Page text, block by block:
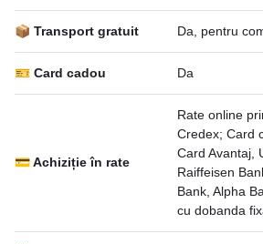
📦 Transport gratuit Da, pentru
🎫 Card cadou Da
💳 Achiziție în rate
Rate online
Credex; Card
Card Avantaj,
Raiffeisen
Bank, Alpha
cu dobanda